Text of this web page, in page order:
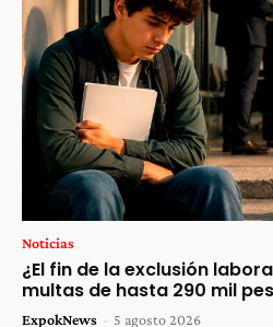
Noticias
¿El fin de la exclusión
multas de hasta 290 mil
ExpokNews - 5 agosto 2026